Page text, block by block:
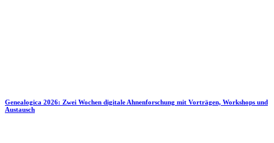
Genealogica 2026: Zwei Wochen digitale Ahnenforschung mit Vorträgen, Workshops und
Austausch